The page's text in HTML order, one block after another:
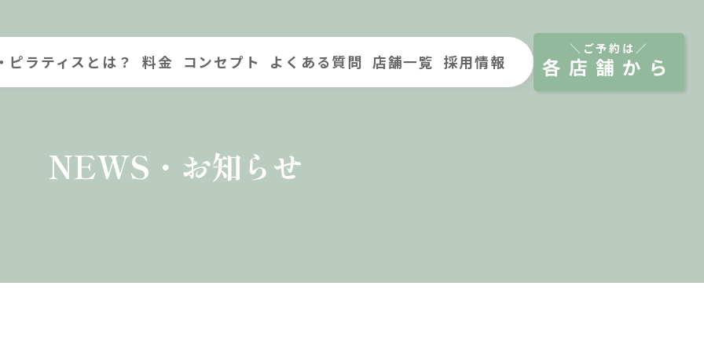
ピラティスとは？ 料金 コンセプト よくある質問 店舗一覧 採用情報
＼ご予約は／
各店舗から
NEWS・お知らせ